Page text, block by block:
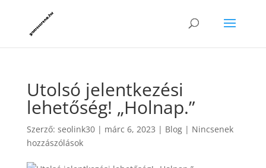
Utolsó jelentkezési
lehetőség! „Holnap.”
Szerző: seolink30| márc 6, 2023 | Blog| Nincsenek
hozzászólások